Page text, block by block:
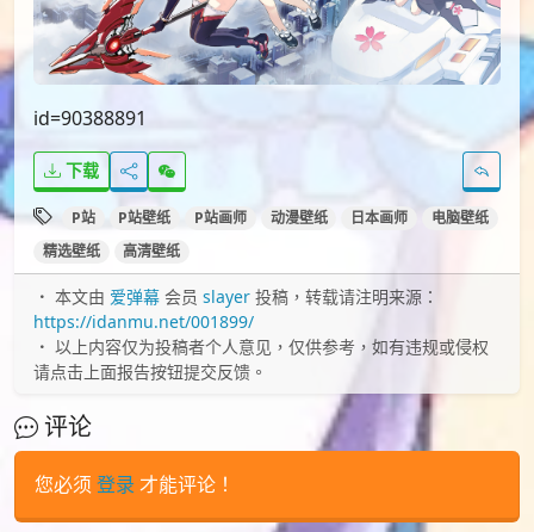
id=90388891
下载
P站 P站壁纸 P站画师 动漫壁纸 日本画师
电脑壁纸
精选壁纸
高清壁纸
本文由 爱弹幕 会员 slayer 投稿，转载请注明来源：
https://idanmu.net/001899/
以上内容仅为投稿者个人意见，仅供参考，如有违规或侵权
请点击上面报告按钮提交反馈。
评论
您必须 登录 才能评论！